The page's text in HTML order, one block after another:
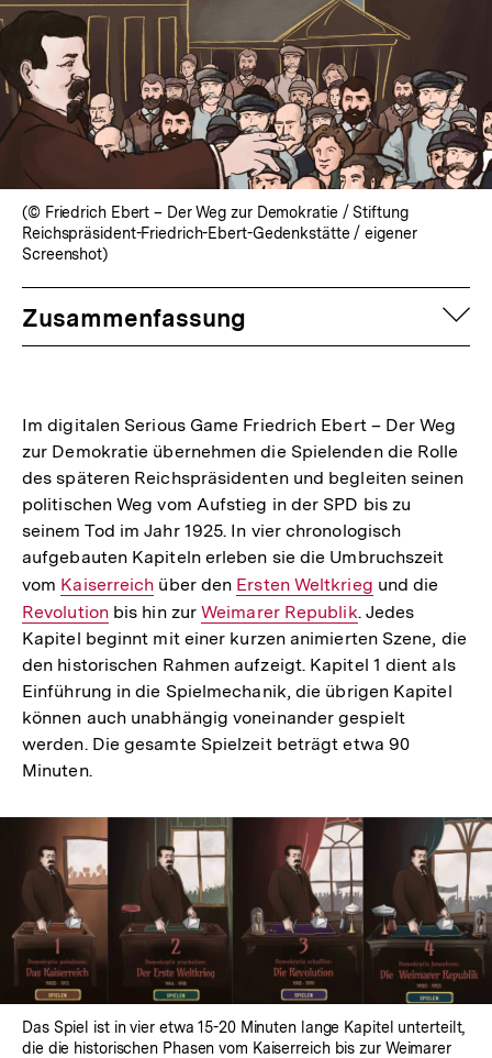
(© Friedrich Ebert – Der Weg zur Demokratie / Stiftung
Reichspräsident-Friedrich-Ebert-Gedenkstätte / eigener
Screenshot)
Zusammenfassung
Im digitalen Serious Game Friedrich Ebert – Der Weg
zur Demokratie übernehmen die Spielenden die Rolle
des späteren Reichspräsidenten und begleiten seinen
politischen Weg vom Aufstieg in der SPD bis zu
seinem Tod im Jahr 1925. In vier chronologisch
aufgebauten Kapiteln erleben sie die Umbruchszeit
vom Interner
Link:
Kaiserreich über den Interner
Link:
Ersten Weltkrieg und die
Revolutionbis hin zurInterner
Link:
Weimarer Republik. Jedes
Kapitel beginnt mit einer kurzen animierten Szene, die
den historischen Rahmen aufzeigt. Kapitel 1 dient als
Einführung in die Spielmechanik, die übrigen Kapitel
können auch unabhängig voneinander gespielt
werden. Die gesamte Spielzeit beträgt etwa 90
Minuten.
Das Spiel ist in vier etwa 15-20 Minuten lange Kapitel unterteilt,
die die historischen Phasen vom Kaiserreich bis zur Weimarer